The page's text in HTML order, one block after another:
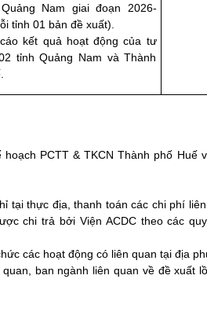
Nam giai đoạn 2026-
tỉnh 01 bản đề xuất).
kết quả hoạt động của tư
tỉnh Quảng Nam và Thành
PCTT & TKCN Thành phố Huế
tại thực địa, thanh toán các chi phí
chi trả bởi Viện ACDC theo các
các hoạt động có liên quan tại địa
ban ngành liên quan về đề xuất